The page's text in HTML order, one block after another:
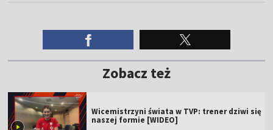
Zobacz też
Wicemistrzyni świata w TVP: trener dziwi się
naszej formie [WIDEO]